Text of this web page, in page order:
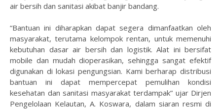
air bersih dan sanitasi akibat banjir bandang.
“Bantuan ini diharapkan dapat segera dimanfaatkan oleh
masyarakat, terutama kelompok rentan, untuk memenuhi
kebutuhan dasar air bersih dan logistik. Alat ini bersifat
mobile dan mudah dioperasikan, sehingga sangat efektif
digunakan di lokasi pengungsian. Kami berharap distribusi
bantuan ini dapat mempercepat pemulihan kondisi
kesehatan dan sanitasi masyarakat terdampak” ujar Dirjen
Pengelolaan Kelautan, A. Koswara, dalam siaran resmi di